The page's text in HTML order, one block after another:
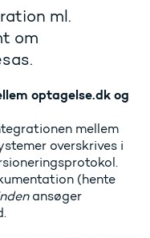
ml.
om
optagelse.dk og
mellem
overskrives i
(hente
ansøger